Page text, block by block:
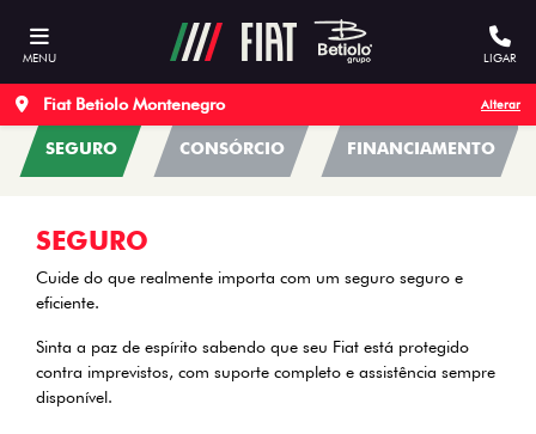
Nosso site utiliza cookies para garantir uma melhor
experiência de navegação.
Acesse nossa Política de Privacidade
Preferências de Cookie
MENU LIGAR
Fiat Betiolo Montenegro Alterar
HOME SOLUÇÕES FINANCEIRAS SEGURO
CONSÓRCIO FINANCIAMENTO
SEGURO
SEGURO
Cuide do que realmente importa com um seguro seguro e
eficiente.
Sinta a paz de espírito sabendo que seu Fiat está protegido
contra imprevistos, com suporte completo e assistência sempre
disponível.